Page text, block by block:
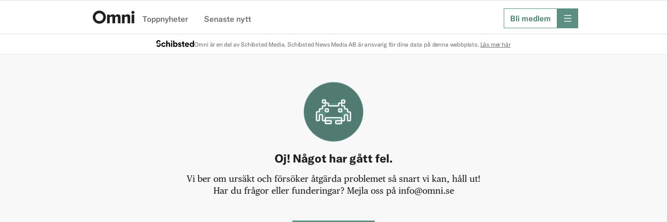
Toppnyheter Senaste nytt Bli medlem meny
Omni är en del av Schibsted Media. Schibsted News Media AB är ansvarig för dina data på denna webbplats. Läs mer här
Oj! Något har gått fel.
Vi ber om ursäkt och försöker åtgärda problemet så snart vi kan, håll ut!
Har du frågor eller funderingar? Mejla oss på info@omni.se